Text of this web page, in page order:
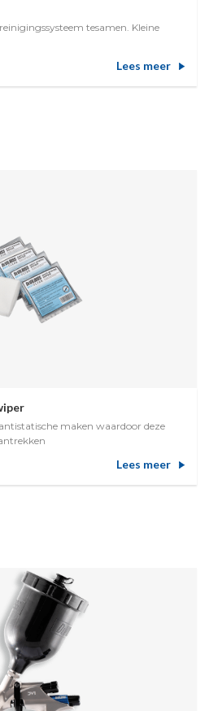
tesamen. Kleine
Lees meer
maken waardoor deze
Lees meer